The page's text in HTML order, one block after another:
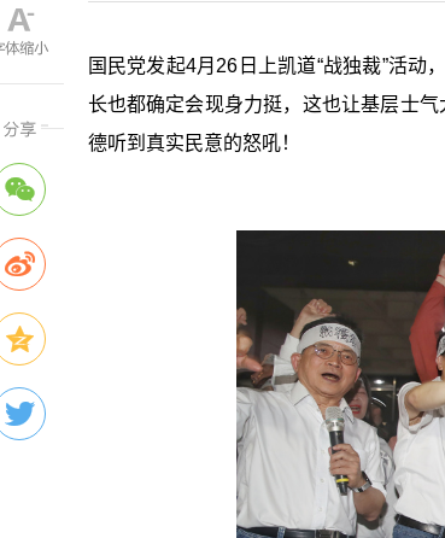
国民党发起4月26日上凯道“战独裁”活
长也都确定会现身力挺，这也让基层士
德听到真实民意的怒吼！